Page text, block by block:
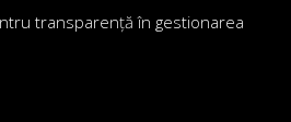
transparență în gestionarea